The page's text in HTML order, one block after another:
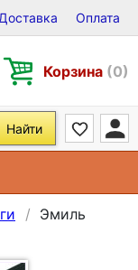
CD и DVD
Доставка Оплата
Корзина (0)
Найти
Эмиль